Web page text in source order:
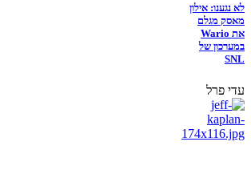
לא נגענו: אילון
מאסק מגלם
את Wario
במערכון של
SNL
עדי פרל